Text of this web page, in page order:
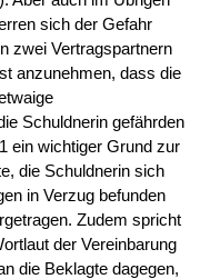
sich der Gefahr
zwei Vertragspartnern
anzunehmen, dass die
Schuldnerin gefährden
ein wichtiger Grund zur
die Schuldnerin sich
in Verzug befunden
Zudem spricht
der Vereinbarung
die Beklagte dagegen,